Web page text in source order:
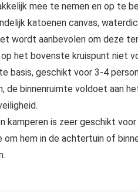
mee te nemen en op te
katoenen canvas,
wordt aanbevolen om deze
het bovenste kruispunt niet
basis, geschikt voor 3-4
de binnenruimte voldoet aan
kamperen is zeer geschikt
hem in de achtertuin of